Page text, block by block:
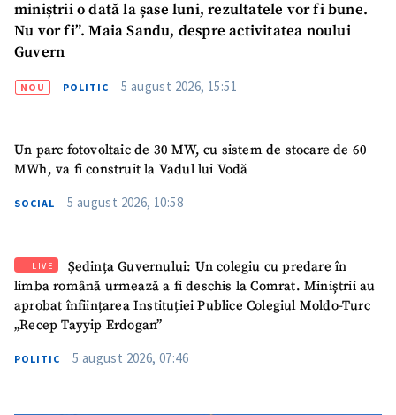
SUSȚINE
miniștrii o dată la șase luni, rezultatele vor fi bune.
Nu vor fi”. Maia Sandu, despre activitatea noului
Guvern
NOU POLITIC 5 august 2026, 15:51
Un parc fotovoltaic de 30 MW, cu sistem de stocare de 60
MWh, va fi construit la Vadul lui Vodă
SOCIAL 5 august 2026, 10:58
LIVE
Ședința Guvernului: Un colegiu cu predare în
limba română urmează a fi deschis la Comrat. Miniștrii au
aprobat înființarea Instituției Publice Colegiul Moldo-Turc
„Recep Tayyip Erdogan”
POLITIC 5 august 2026, 07:46